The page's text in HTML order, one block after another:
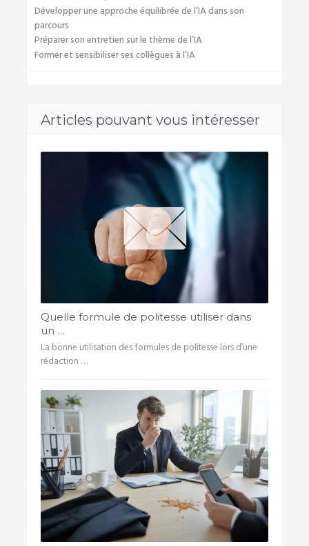
Développer une approche équilibrée de l’IA dans son
parcours
Préparer son entretien sur le thème de l’IA
Former et sensibiliser ses collègues à l’IA
Articles pouvant vous intéresser
Quelle formule de politesse utiliser dans
un …
La bonne utilisation des formules de politesse lors d’une
rédaction …